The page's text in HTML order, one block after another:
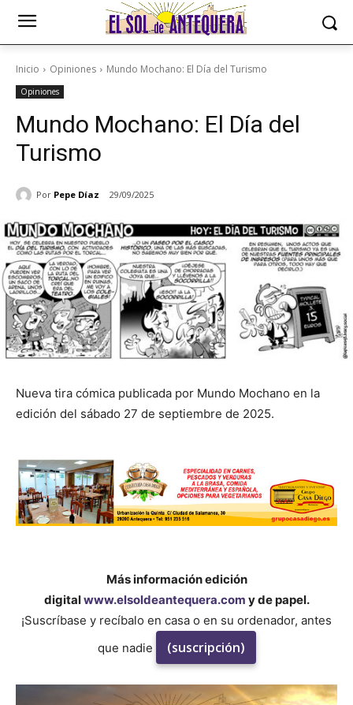
Inicio Opiniones Mundo Mochano: El Día del Turismo
Opiniones
Mundo Mochano: El Día del
Turismo
Por Pepe Díaz 29/09/2025
Nueva tira cómica publicada por Mundo Mochano en la
edición del sábado 27 de septiembre de 2025.
Más información edición
digitalwww.elsoldeantequera.com y de papel.
¡Suscríbase y recíbalo en casa o en su ordenador, antes
que nadie
(suscripción)